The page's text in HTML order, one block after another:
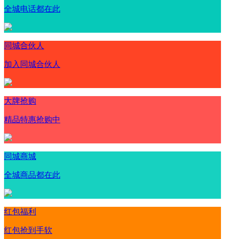
全城电话都在此
同城合伙人
加入同城合伙人
大牌抢购
精品特惠抢购中
同城商城
全城商品都在此
红包福利
红包抢到手软